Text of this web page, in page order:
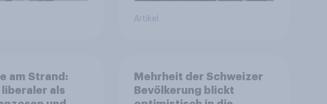
Artikel
am Strand:
liberaler als
Mehrheit der Schweizer
Bevölkerung blickt